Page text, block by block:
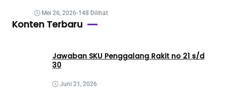
Mei 26, 2026•148 Dilihat
Konten Terbaru
Jawaban SKU Penggalang Rakit no 21 s/d
30
Juni 21, 2026